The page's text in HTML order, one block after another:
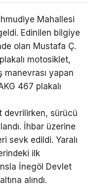
Mahallesi
Edinilen bilgiye
olan Mustafa Ç.
motosiklet,
manevrası yapan
467 plakalı
devrilirken, sürücü
İhbar üzerine
sevk edildi. Yaralı
ilk
İnegöl Devlet
alındı.